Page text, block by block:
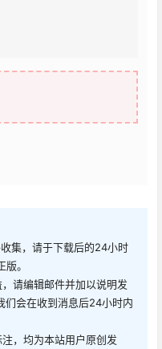
集，请于下载后的24小时
。
请编辑邮件并加以说明发
会在收到消息后24小时内
，均为本站用户原创发